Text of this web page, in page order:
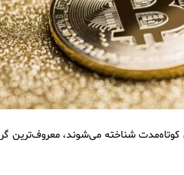
کوتاه‌مدت شناخته می‌شوند، معروف‌ترین